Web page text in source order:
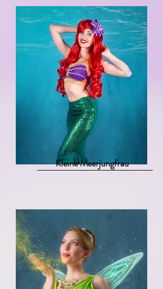
Kleine Meerjungfrau